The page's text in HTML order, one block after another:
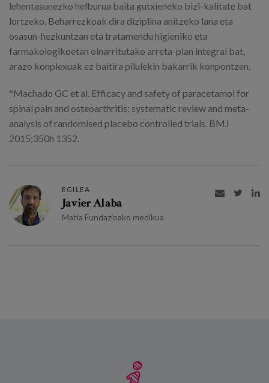
lehentasunezko helburua baita gutxieneko bizi-kalitate bat
lortzeko. Beharrezkoak dira diziplina anitzeko lana eta
osasun-hezkuntzan eta tratamendu higieniko eta
farmakologikoetan oinarritutako arreta-plan integral bat,
arazo konplexuak ez baitira pilulekin bakarrik konpontzen.
*Machado GC et al. Efficacy and safety of paracetamol for
spinal pain and osteoarthritis: systematic review and meta-
analysis of randomised placebo controlled trials. BMJ
2015;350h 1352.
EGILEA
Javier Alaba
Matia Fundazioako medikua
  